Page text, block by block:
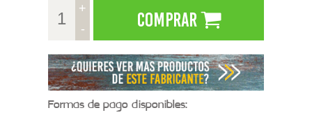
+
-
Comprar
Formas de pago disponibles: